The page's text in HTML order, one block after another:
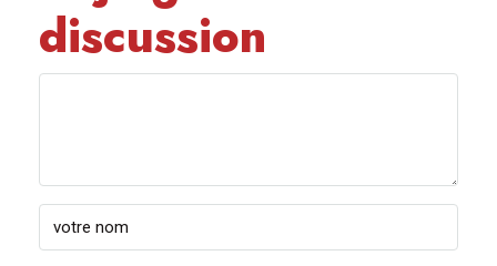
discussion